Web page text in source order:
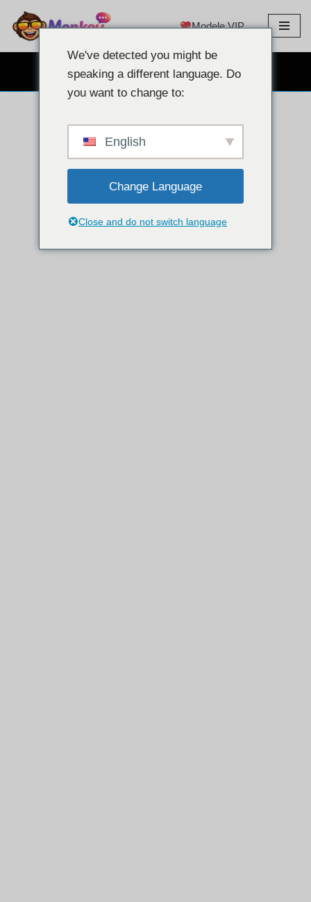
Treci
la
Modele VIP
CHAT GRATUIT CU WEBCAM
We've detected you might be
speaking a different language. Do
you want to change to:
English
Change Language
Close and do not switch language